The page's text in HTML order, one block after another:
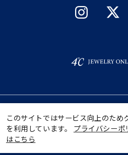
このサイトではサービス向上のため
を利用しています。 プライバシーポ
はこちら